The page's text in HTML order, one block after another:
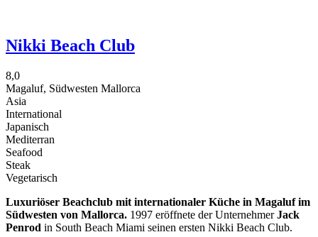
Nikki Beach Club
8,0
Magaluf, Südwesten Mallorca
Asia
International
Japanisch
Mediterran
Seafood
Steak
Vegetarisch
Luxuriöser Beachclub mit internationaler Küche in Magaluf im
Südwesten von Mallorca. 1997 eröffnete der UnternehmerJack
Penrod in South Beach Miami seinen ersten Nikki Beach Club.